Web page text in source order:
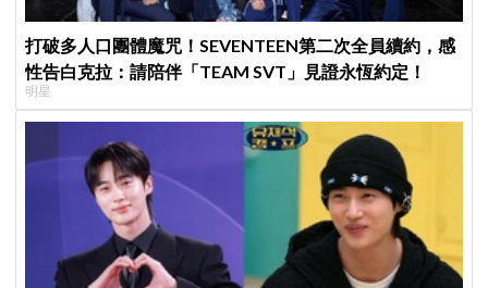
打破多人口團體魔咒！SEVENTEEN第二次全員續約，感
性告白克拉：請陪伴「TEAM SVT」見證永恆約定！
明星